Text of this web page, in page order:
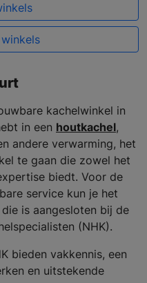
kachelwinkel in
in een houtkachel,
andere verwarming, het
te gaan die zowel het
biedt. Voor de
service kun je het
is aangesloten bij de
(NHK).
bieden vakkennis, een
en uitstekende